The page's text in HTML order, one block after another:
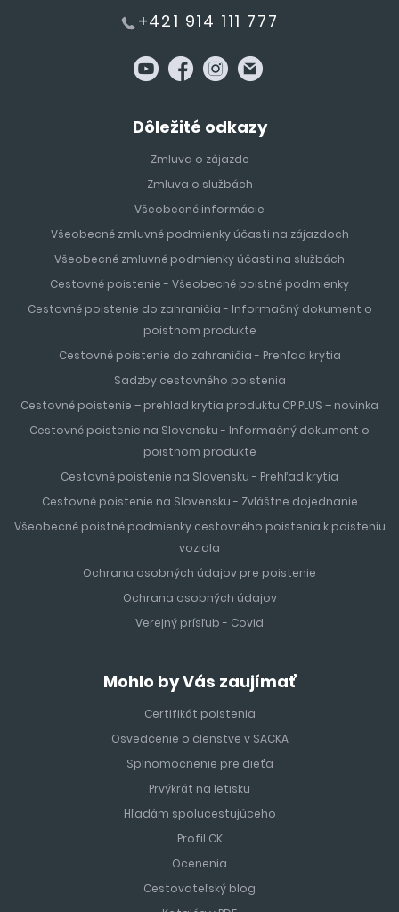
+421 914 111 777
Dôležité odkazy
Zmluva o zájazde
Zmluva o službách
Všeobecné informácie
Všeobecné zmluvné podmienky účasti na zájazdoch
Všeobecné zmluvné podmienky účasti na službách
Cestovné poistenie - Všeobecné poistné podmienky
Cestovné poistenie do zahraničia - Informačný dokument o
poistnom produkte
Cestovné poistenie do zahraničia - Prehľad krytia
Sadzby cestovného poistenia
Cestovné poistenie – prehlad krytia produktu CP PLUS – novinka
Cestovné poistenie na Slovensku - Informačný dokument o
poistnom produkte
Cestovné poistenie na Slovensku - Prehľad krytia
Cestovné poistenie na Slovensku - Zvláštne dojednanie
Všeobecné poistné podmienky cestovného poistenia k poisteniu
vozidla
Ochrana osobných údajov pre poistenie
Ochrana osobných údajov
Verejný prísľub - Covid
Mohlo by Vás zaujímať
Certifikát poistenia
Osvedčenie o členstve v SACKA
Splnomocnenie pre dieťa
Prvýkrát na letisku
Hľadám spolucestujúceho
Profil CK
Ocenenia
Cestovateľský blog